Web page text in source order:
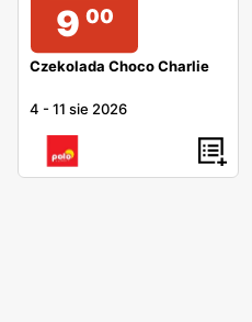
9 00
Czekolada Choco Charlie
4 -11 sie 2026